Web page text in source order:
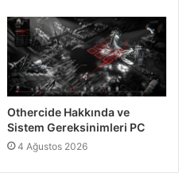
Othercide Hakkında ve
Sistem Gereksinimleri PC
4 Ağustos 2026